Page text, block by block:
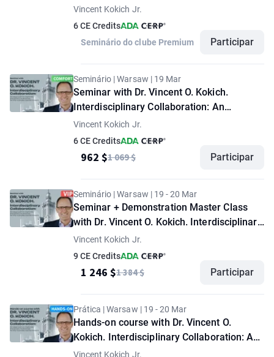
Approach to Optimize Treatment
Outcomes for the Complex Dental Patient.
"Standard" option
Vincent Kokich Jr.
6 CE Credits
Seminário do clube Premium
Participar
Seminário | Warsaw | 19 Mar
Seminar with Dr. Vincent O. Kokich.
Interdisciplinary Collaboration: An
Approach to Optimize Treatment
Outcomes for the Complex Dental Patient.
"Comfort" option
Vincent Kokich Jr.
6 CE Credits
962 $1 069 $ Participar
Seminário | Warsaw | 19 - 20 Mar
Seminar + Demonstration Master Class
with Dr. Vincent O. Kokich. Interdisciplinary
Collaboration: An Approach to Optimize
Treatment Outcomes for the Complex
Dental Patient. "VIP" option
Vincent Kokich Jr.
9 CE Credits
1 246 $1 384 $ Participar
Prática | Warsaw | 19 - 20 Mar
Hands-on course with Dr. Vincent O.
Kokich. Interdisciplinary Collaboration: An
Approach to Optimize Treatment
Vincent Kokich Jr.